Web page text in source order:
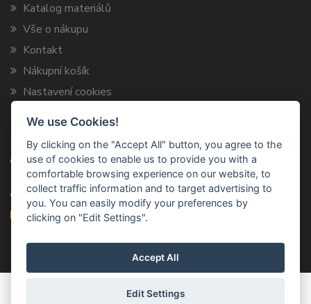
Katalog materiálů
Vše o nákupu
Kontakt
Nákupní košík
Nastavení cookies
Kontaktní informace
ARCA TRADE s.r.o.
Vysokov 199, 547 01 Náchod
+420 491 424 787
info@arca-trade.cz
ARCA TRADE S.R.O.
We use Cookies!
By clicking on the "Accept All" button, you agree to the
use of cookies to enable us to provide you with a
comfortable browsing experience on our website, to
collect traffic information and to target advertising to
you. You can easily modify your preferences by
clicking on "Edit Settings".
Accept All
Edit Settings